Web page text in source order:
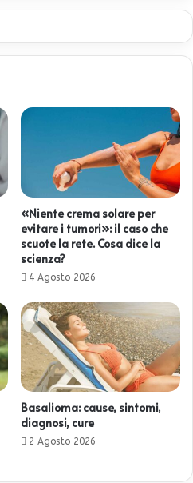
«Niente crema solare per
evitare i tumori»: il caso che
scuote la rete. Cosa dice la
scienza?
4 Agosto 2026
Basalioma: cause, sintomi,
diagnosi, cure
2 Agosto 2026